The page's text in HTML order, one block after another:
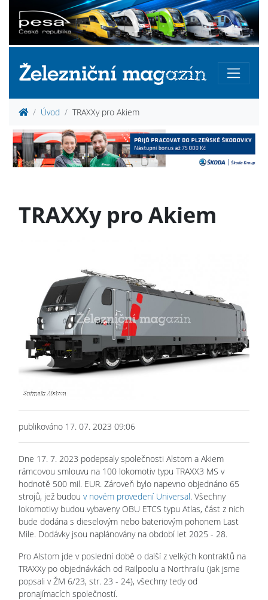
Úvod TRAXXy pro Akiem
TRAXXy pro Akiem
publikováno 17. 07. 2023 09:06
Dne 17. 7. 2023 podepsaly společnosti Alstom a Akiem
rámcovou smlouvu na 100 lokomotiv typu TRAXX3 MS v
hodnotě 500 mil. EUR. Zároveň bylo napevno objednáno 65
strojů, jež budou v novém provedení Universal. Všechny
lokomotivy budou vybaveny OBU ETCS typu Atlas, část z nich
bude dodána s dieselovým nebo bateriovým pohonem Last
Mile. Dodávky jsou naplánovány na období let 2025 - 28.
Pro Alstom jde v poslední době o další z velkých kontraktů na
TRAXXy po objednávkách od Railpoolu a Northrailu (jak jsme
popsali v ŽM 6/23, str. 23 - 24), všechny tedy od
pronajímacích společností.